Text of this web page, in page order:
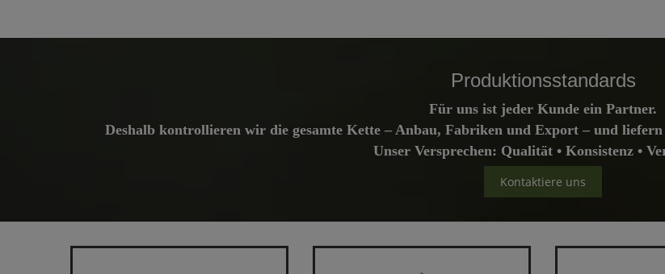
Produktionsstandards
Für uns ist jeder Kunde ein Partner.
Deshalb kontrollieren wir die gesamte Kette – Anbau, Fabriken und Export – und
Unser Versprechen: Qualität • Konsistenz •
Kontaktiere uns